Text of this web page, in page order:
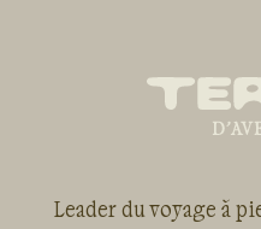
Leader du voyage à